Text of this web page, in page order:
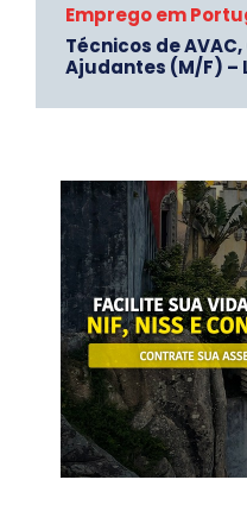
Emprego em
Técnicos de
Ajudantes (M/F) –